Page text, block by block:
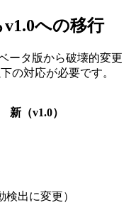
への移行
ータ版から破壊的変更
の対応が必要です。
新（v1.0）
検出に変更）